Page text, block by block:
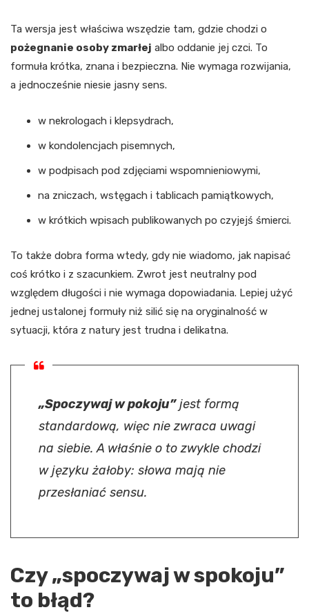
Ta wersja jest właściwa wszędzie tam, gdzie chodzi o
pożegnanie osoby zmarłej albo oddanie jej czci. To
formuła krótka, znana i bezpieczna. Nie wymaga rozwijania,
a jednocześnie niesie jasny sens.
w nekrologach i klepsydrach,
w kondolencjach pisemnych,
w podpisach pod zdjęciami wspomnieniowymi,
na zniczach, wstęgach i tablicach pamiątkowych,
w krótkich wpisach publikowanych po czyjejś śmierci.
To także dobra forma wtedy, gdy nie wiadomo, jak napisać
coś krótko i z szacunkiem. Zwrot jest neutralny pod
względem długości i nie wymaga dopowiadania. Lepiej użyć
jednej ustalonej formuły niż silić się na oryginalność w
sytuacji, która z natury jest trudna i delikatna.
„Spoczywaj w pokoju”jest formą
standardową, więc nie zwraca uwagi
na siebie. A właśnie o to zwykle chodzi
w języku żałoby: słowa mają nie
przesłaniać sensu.
Czy „spoczywaj w spokoju”
to błąd?